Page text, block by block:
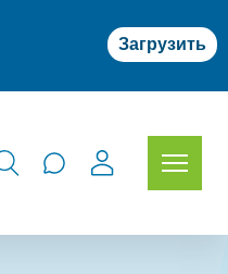
Загрузить